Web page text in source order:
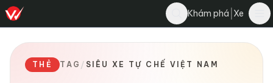
Khám phá Xe
THẺ TAG / SIÊU XE TỰ CHẾ VIỆT NAM